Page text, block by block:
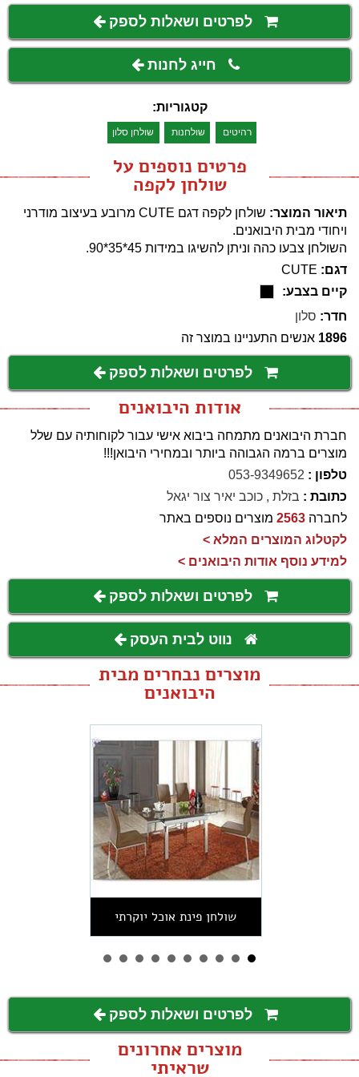
לפרטים ושאלות לספק
חייג לחנות
קטגוריות:
רהיטים שולחנות שולחן סלון
פרטים נוספים על
שולחן לקפה
תיאור המוצר:
שולחן לקפה דגם CUTE מרובע בעיצוב מודרני
ויחודי מבית היבואנים.
השולחן צבעו כהה וניתן להשיגו במידות 45*35*90.
דגם: CUTE
קיים בצבע:
חדר: סלון
1896 אנשים התעניינו במוצר זה
לפרטים ושאלות לספק
אודות היבואנים
חברת היבואנים מתמחה ביבוא אישי עבור לקוחותיה עם שלל
מוצרים ברמה הגבוהה ביותר ובמחירי היבואן!!!
טלפון : 053-9349652
כתובת : בזלת , כוכב יאיר צור יגאל
לחברה 2563 מוצרים נוספים באתר
לקטלוג המוצרים המלא >
למידע נוסף אודות היבואנים >
לפרטים ושאלות לספק
נווט לבית העסק
מוצרים נבחרים מבית
היבואנים
שולחן פינת אוכל יוקרתי
לפרטים ושאלות לספק
מוצרים אחרונים
שראיתי